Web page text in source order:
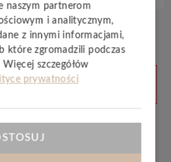
ZOBACZ
naszym partnerom
i analitycznym,
z innymi informacjami,
które zgromadzili podczas
szczegółów
prywatności